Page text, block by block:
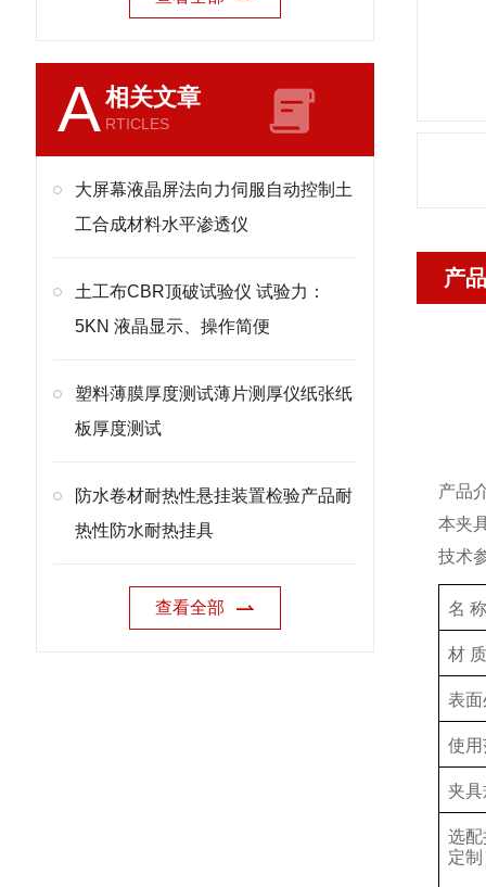
A相关文章
RTICLES
大屏幕液晶屏法向力伺服自动控制土
工合成材料水平渗透仪
土工布CBR顶破试验仪 试验力：
5KN 液晶显示、操作简便
塑料薄膜厚度测试薄片测厚仪纸张纸
板厚度测试
防水卷材耐热性悬挂装置检验产品耐
热性防水耐热挂具
查看全部
产
产品
本夹
技术
名 称
材 质
表
使
夹
选
定